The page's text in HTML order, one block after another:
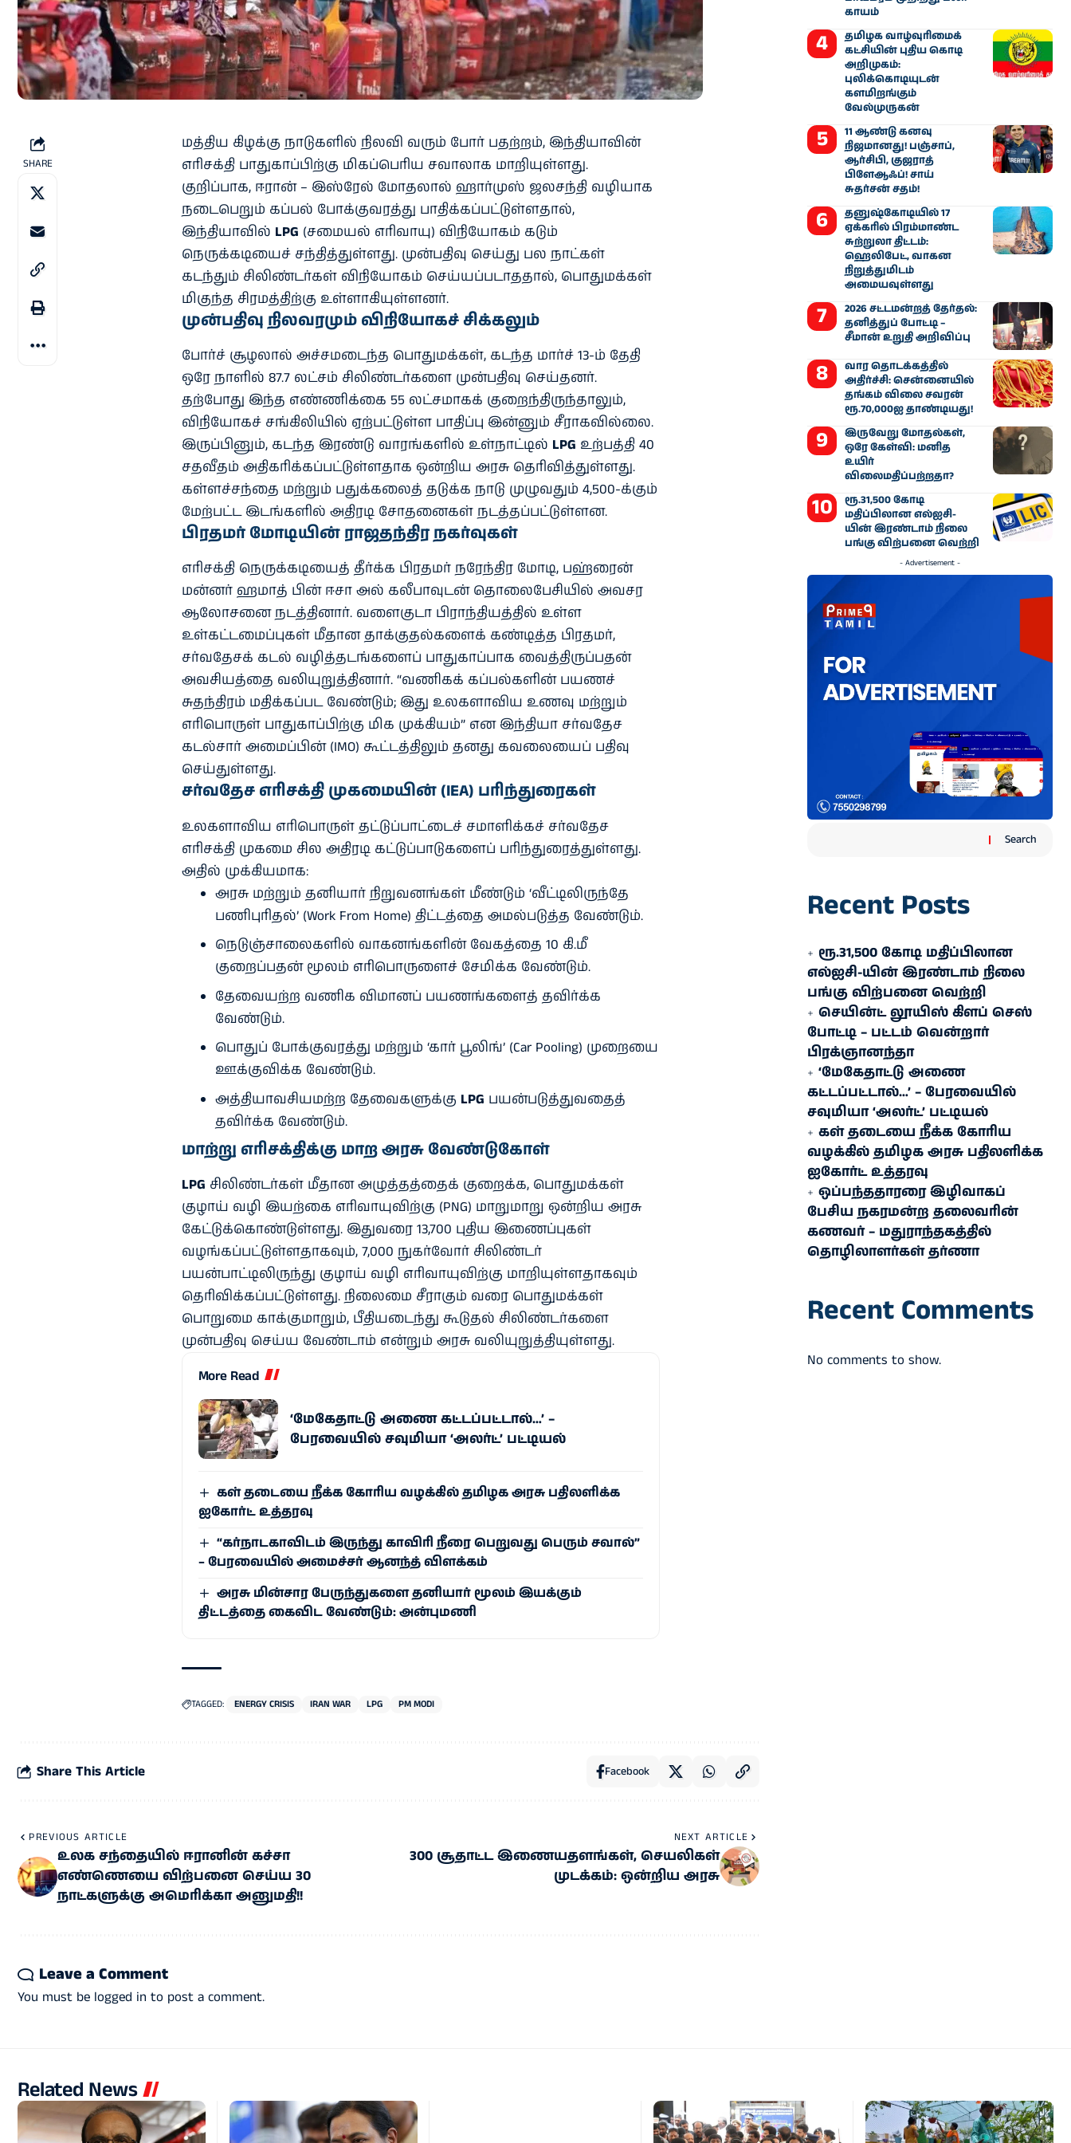
SHARE
மத்திய கிழக்கு நாடுகளில் நிலவி வரும் போர் பதற்றம், இந்தியாவின்
எரிசக்தி பாதுகாப்பிற்கு மிகப்பெரிய சவாலாக மாறியுள்ளது.
குறிப்பாக, ஈரான் – இஸ்ரேல் மோதலால் ஹார்முஸ் ஜலசந்தி வழியாக
நடைபெறும் கப்பல் போக்குவரத்து பாதிக்கப்பட்டுள்ளதால்,
இந்தியாவில் LPG (சமையல் எரிவாயு) விநியோகம் கடும்
நெருக்கடியைச் சந்தித்துள்ளது. முன்பதிவு செய்து பல நாட்கள்
கடந்தும் சிலிண்டர்கள் விநியோகம் செய்யப்படாததால், பொதுமக்கள்
மிகுந்த சிரமத்திற்கு உள்ளாகியுள்ளனர்.
முன்பதிவு நிலவரமும் விநியோகச் சிக்கலும்
போர்ச் சூழலால் அச்சமடைந்த பொதுமக்கள், கடந்த மார்ச் 13-ம் தேதி
ஒரே நாளில் 87.7 லட்சம் சிலிண்டர்களை முன்பதிவு செய்தனர்.
தற்போது இந்த எண்ணிக்கை 55 லட்சமாகக் குறைந்திருந்தாலும்,
விநியோகச் சங்கிலியில் ஏற்பட்டுள்ள பாதிப்பு இன்னும் சீராகவில்லை.
இருப்பினும், கடந்த இரண்டு வாரங்களில் உள்நாட்டில் LPG உற்பத்தி 40
சதவீதம் அதிகரிக்கப்பட்டுள்ளதாக ஒன்றிய அரசு தெரிவித்துள்ளது.
கள்ளச்சந்தை மற்றும் பதுக்கலைத் தடுக்க நாடு முழுவதும் 4,500-க்கும்
மேற்பட்ட இடங்களில் அதிரடி சோதனைகள் நடத்தப்பட்டுள்ளன.
பிரதமர் மோடியின் ராஜதந்திர நகர்வுகள்
எரிசக்தி நெருக்கடியைத் தீர்க்க பிரதமர் நரேந்திர மோடி, பஹ்ரைன்
மன்னர் ஹமாத் பின் ஈசா அல் கலீபாவுடன் தொலைபேசியில் அவசர
ஆலோசனை நடத்தினார். வளைகுடா பிராந்தியத்தில் உள்ள
உள்கட்டமைப்புகள் மீதான தாக்குதல்களைக் கண்டித்த பிரதமர்,
சர்வதேசக் கடல் வழித்தடங்களைப் பாதுகாப்பாக வைத்திருப்பதன்
அவசியத்தை வலியுறுத்தினார். “வணிகக் கப்பல்களின் பயணச்
சுதந்திரம் மதிக்கப்பட வேண்டும்; இது உலகளாவிய உணவு மற்றும்
எரிபொருள் பாதுகாப்பிற்கு மிக முக்கியம்” என இந்தியா சர்வதேச
கடல்சார் அமைப்பின் (IMO) கூட்டத்திலும் தனது கவலையைப் பதிவு
செய்துள்ளது.
சர்வதேச எரிசக்தி முகமையின் (IEA) பரிந்துரைகள்
உலகளாவிய எரிபொருள் தட்டுப்பாட்டைச் சமாளிக்கச் சர்வதேச
எரிசக்தி முகமை சில அதிரடி கட்டுப்பாடுகளைப் பரிந்துரைத்துள்ளது.
அதில் முக்கியமாக:
அரசு மற்றும் தனியார் நிறுவனங்கள் மீண்டும் ‘வீட்டிலிருந்தே
பணிபுரிதல்’ (Work From Home) திட்டத்தை அமல்படுத்த வேண்டும்.
நெடுஞ்சாலைகளில் வாகனங்களின் வேகத்தை 10 கி.மீ
குறைப்பதன் மூலம் எரிபொருளைச் சேமிக்க வேண்டும்.
தேவையற்ற வணிக விமானப் பயணங்களைத் தவிர்க்க
வேண்டும்.
பொதுப் போக்குவரத்து மற்றும் ‘கார் பூலிங்’ (Car Pooling) முறையை
ஊக்குவிக்க வேண்டும்.
அத்தியாவசியமற்ற தேவைகளுக்கு LPG பயன்படுத்துவதைத்
தவிர்க்க வேண்டும்.
மாற்று எரிசக்திக்கு மாற அரசு வேண்டுகோள்
LPG சிலிண்டர்கள் மீதான அழுத்தத்தைக் குறைக்க, பொதுமக்கள்
குழாய் வழி இயற்கை எரிவாயுவிற்கு (PNG) மாறுமாறு ஒன்றிய அரசு
கேட்டுக்கொண்டுள்ளது. இதுவரை 13,700 புதிய இணைப்புகள்
வழங்கப்பட்டுள்ளதாகவும், 7,000 நுகர்வோர் சிலிண்டர்
பயன்பாட்டிலிருந்து குழாய் வழி எரிவாயுவிற்கு மாறியுள்ளதாகவும்
தெரிவிக்கப்பட்டுள்ளது. நிலைமை சீராகும் வரை பொதுமக்கள்
பொறுமை காக்குமாறும், பீதியடைந்து கூடுதல் சிலிண்டர்களை
முன்பதிவு செய்ய வேண்டாம் என்றும் அரசு வலியுறுத்தியுள்ளது.
More Read
‘மேகேதாட்டு அணை கட்டப்பட்டால்…’ –
பேரவையில் சவுமியா ‘அலர்ட்’ பட்டியல்
கள் தடையை நீக்க கோரிய வழக்கில் தமிழக அரசு பதிலளிக்க
ஐகோர்ட் உத்தரவு
“கர்நாடகாவிடம் இருந்து காவிரி நீரை பெறுவது பெரும் சவால்”
– பேரவையில் அமைச்சர் ஆனந்த் விளக்கம்
அரசு மின்சார பேருந்துகளை தனியார் மூலம் இயக்கும்
திட்டத்தை கைவிட வேண்டும்: அன்புமணி
TAGGED: ENERGY CRISIS IRAN WAR LPG PM MODI
Share This Article Facebook
PREVIOUS ARTICLE
உலக சந்தையில் ஈரானின் கச்சா
எண்ணெயை விற்பனை செய்ய 30
நாட்களுக்கு அமெரிக்கா அனுமதி!!
NEXT ARTICLE
300 சூதாட்ட இணையதளங்கள், செயலிகள்
முடக்கம்: ஒன்றிய அரசு
Leave a Comment
You must be logged in to post a comment.
காயம்
தமிழக வாழ்வுரிமைக்
கட்சியின் புதிய கொடி
அறிமுகம்:
புலிக்கொடியுடன்
களமிறங்கும்
வேல்முருகன்
11 ஆண்டு கனவு
நிஜமானது! பஞ்சாப்,
ஆர்சிபி, குஜராத்
பிளேஆஃப்! சாய்
சுதர்சன் சதம்!
தனுஷ்கோடியில் 17
ஏக்கரில் பிரம்மாண்ட
சுற்றுலா திட்டம்:
ஹெலிபேட், வாகன
நிறுத்துமிடம்
அமையவுள்ளது
2026 சட்டமன்றத் தேர்தல்:
தனித்துப் போட்டி –
சீமான் உறுதி அறிவிப்பு
வார தொடக்கத்தில்
அதிர்ச்சி: சென்னையில்
தங்கம் விலை சவரன்
ரூ.70,000ஐ தாண்டியது!
இருவேறு மோதல்கள்,
ஒரே கேள்வி: மனித
உயிர்
விலைமதிப்பற்றதா?
ரூ.31,500 கோடி
மதிப்பிலான எல்ஐசி-​
யின் இரண்​டாம் நிலை
பங்கு விற்பனை வெற்றி
- Advertisement -
Search
Recent Posts
ரூ.31,500 கோடி மதிப்பிலான
எல்ஐசி-​யின் இரண்​டாம் நிலை
பங்கு விற்பனை வெற்றி
செயின்ட் லூயிஸ் கிளப் செஸ்
போட்டி – பட்டம் வென்றார்
பிரக்ஞானந்தா
‘மேகேதாட்டு அணை
கட்டப்பட்டால்…’ – பேரவையில்
சவுமியா ‘அலர்ட்’ பட்டியல்
கள் தடையை நீக்க கோரிய
வழக்கில் தமிழக அரசு பதிலளிக்க
ஐகோர்ட் உத்தரவு
ஒப்பந்ததாரரை இழிவாகப்
பேசிய நகரமன்ற தலைவரின்
கணவர் – மதுராந்தகத்தில்
தொழிலாளர்கள் தர்ணா
Recent Comments
No comments to show.
Related News